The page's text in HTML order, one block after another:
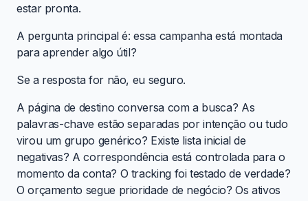
estar pronta.
A pergunta principal é: essa campanha está montada
para aprender algo útil?
Se a resposta for não, eu seguro.
A página de destino conversa com a busca? As
palavras-chave estão separadas por intenção ou tudo
virou um grupo genérico? Existe lista inicial de
negativas? A correspondência está controlada para o
momento da conta? O tracking foi testado de verdade?
O orçamento segue prioridade de negócio? Os ativos